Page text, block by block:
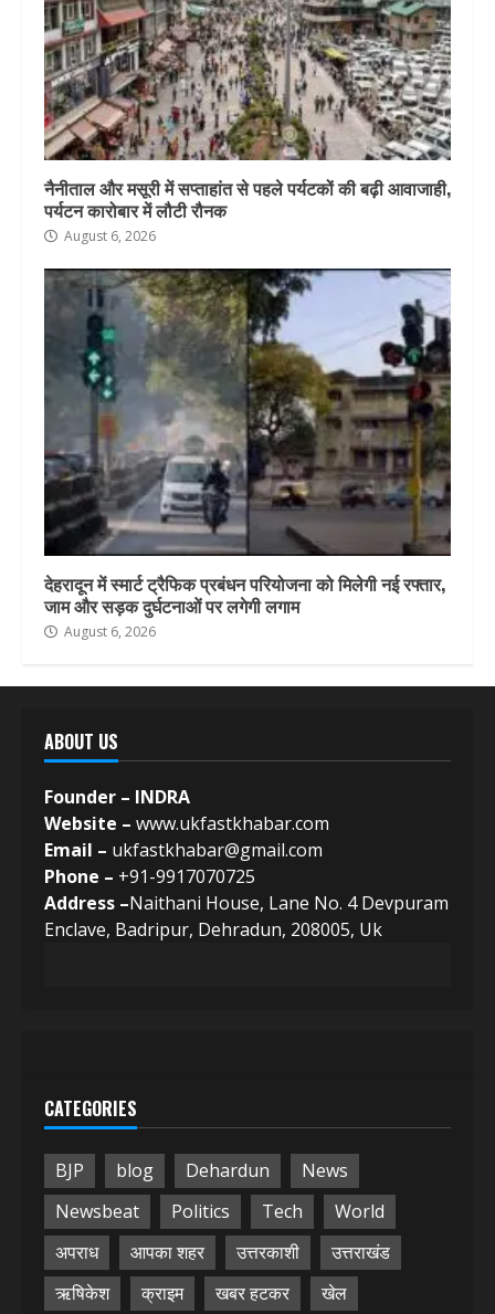
नैनीताल और मसूरी में सप्ताहांत से पहले पर्यटकों की बढ़ी आवाजाही,
पर्यटन कारोबार में लौटी रौनक
August 6, 2026
देहरादून में स्मार्ट ट्रैफिक प्रबंधन परियोजना को मिलेगी नई रफ्तार,
जाम और सड़क दुर्घटनाओं पर लगेगी लगाम
August 6, 2026
ABOUT US
Founder – INDRA
Website – www.ukfastkhabar.com
Email – ukfastkhabar@gmail.com
Phone – +91-9917070725
Address –Naithani House, Lane No. 4 Devpuram
Enclave, Badripur, Dehradun, 208005, Uk
CATEGORIES
BJP blog Dehardun
News
Newsbeat
Politics Tech
World
अपराध
आपका शहर उत्तरकाशी
उत्तराखंड
ऋषिकेश
क्राइम खबर हटकर
खेल